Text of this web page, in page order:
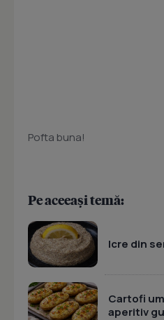
Pofta buna!
Pe aceeași temă:
Icre din
Cartofi
aperitiv